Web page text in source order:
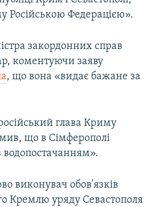
Російською Федерацією».
закордонних справ
коментуючи заяву
, що вона «видає бажане за
глава Криму
що в Сімферополі
водопостачанням».
виконувач обов'язків
Кремлю уряду Севастополя